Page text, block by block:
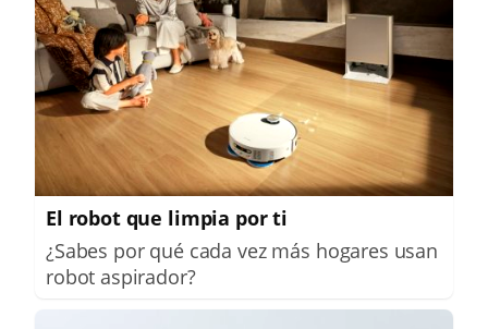
El robot que limpia por ti
¿Sabes por qué cada vez más hogares usan
robot aspirador?